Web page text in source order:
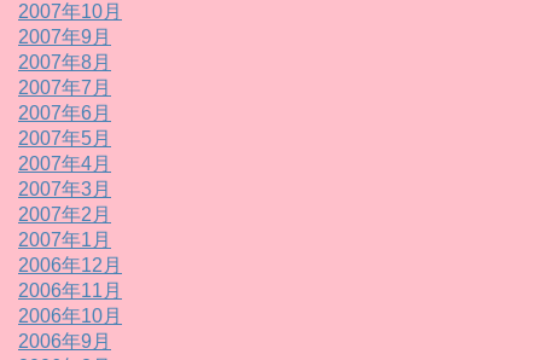
2007年10月
2007年9月
2007年8月
2007年7月
2007年6月
2007年5月
2007年4月
2007年3月
2007年2月
2007年1月
2006年12月
2006年11月
2006年10月
2006年9月